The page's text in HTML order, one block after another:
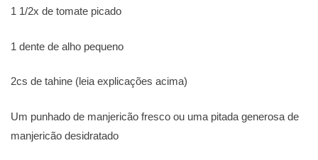
1 1/2x de tomate picado
1 dente de alho pequeno
2cs de tahine (leia explicações acima)
Um punhado de manjericão fresco ou uma pitada generosa de
manjericão desidratado